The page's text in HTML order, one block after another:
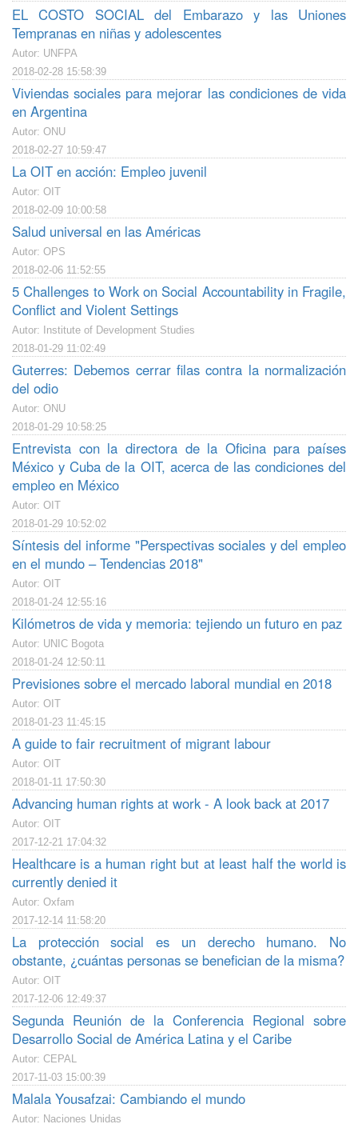
EL COSTO SOCIAL del Embarazo y las Uniones
Tempranas en niñas y adolescentes
Autor: UNFPA
2018-02-28 15:58:39
Viviendas sociales para mejorar las condiciones de vida
en Argentina
Autor: ONU
2018-02-27 10:59:47
La OIT en acción: Empleo juvenil
Autor: OIT
2018-02-09 10:00:58
Salud universal en las Américas
Autor: OPS
2018-02-06 11:52:55
5 Challenges to Work on Social Accountability in Fragile,
Conflict and Violent Settings
Autor: Institute of Development Studies
2018-01-29 11:02:49
Guterres: Debemos cerrar filas contra la normalización
del odio
Autor: ONU
2018-01-29 10:58:25
Entrevista con la directora de la Oficina para países
México y Cuba de la OIT, acerca de las condiciones del
empleo en México
Autor: OIT
2018-01-29 10:52:02
Síntesis del informe "Perspectivas sociales y del empleo
en el mundo – Tendencias 2018"
Autor: OIT
2018-01-24 12:55:16
Kilómetros de vida y memoria: tejiendo un futuro en paz
Autor: UNIC Bogota
2018-01-24 12:50:11
Previsiones sobre el mercado laboral mundial en 2018
Autor: OIT
2018-01-23 11:45:15
A guide to fair recruitment of migrant labour
Autor: OIT
2018-01-11 17:50:30
Advancing human rights at work - A look back at 2017
Autor: OIT
2017-12-21 17:04:32
Healthcare is a human right but at least half the world is
currently denied it
Autor: Oxfam
2017-12-14 11:58:20
La protección social es un derecho humano. No
obstante, ¿cuántas personas se benefician de la misma?
Autor: OIT
2017-12-06 12:49:37
Segunda Reunión de la Conferencia Regional sobre
Desarrollo Social de América Latina y el Caribe
Autor: CEPAL
2017-11-03 15:00:39
Malala Yousafzai: Cambiando el mundo
Autor: Naciones Unidas